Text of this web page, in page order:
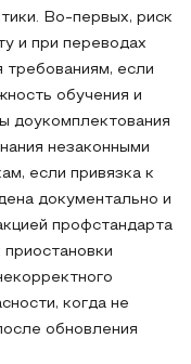
Во-первых, риск
и при переводах
требованиям, если
обучения и
доукомплектования
незаконными
если привязка к
документально и
профстандарта
когда не
обновления